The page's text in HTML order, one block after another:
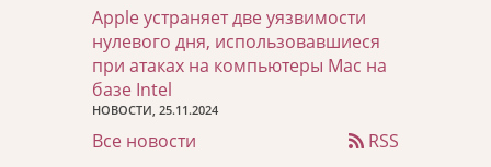
Apple устраняет две уязвимости
нулевого дня, использовавшиеся
при атаках на компьютеры Mac на
базе Intel
НОВОСТИ, 25.11.2024
Все новости RSS